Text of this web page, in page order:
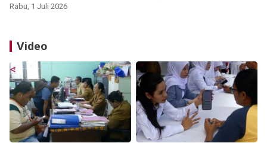
Rabu, 1 Juli 2026
Video